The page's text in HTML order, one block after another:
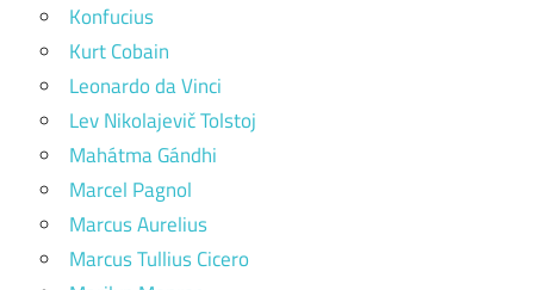
Konfucius
Kurt Cobain
Leonardo da Vinci
Lev Nikolajevič Tolstoj
Mahátma Gándhi
Marcel Pagnol
Marcus Aurelius
Marcus Tullius Cicero